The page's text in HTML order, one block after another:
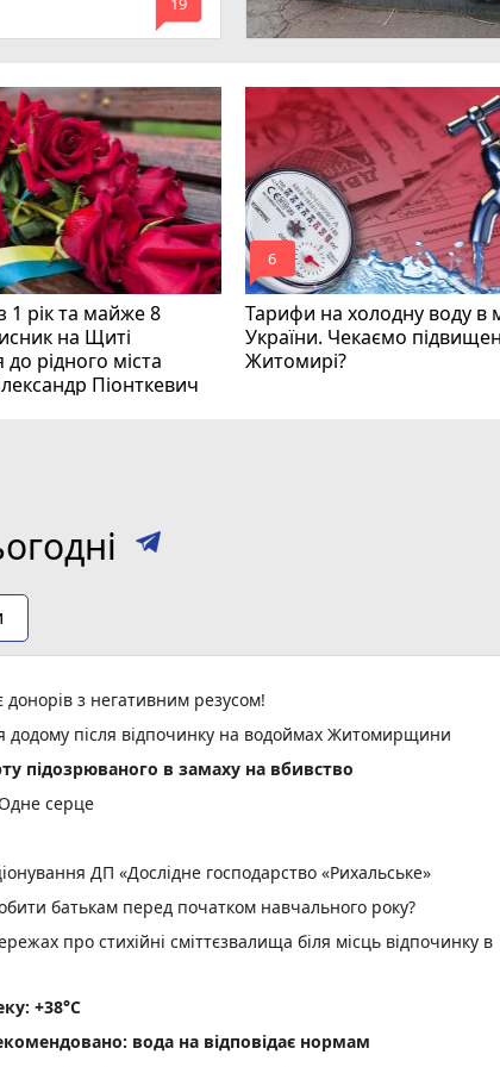
рік та майже 8
на Щиті
рідного міста
Піонткевич
Тарифи на холодну воду в
України. Чекаємо
Житомирі?
mode_comment
6
з негативним резусом!
додому після відпочинку на водоймах Житомирщини
підозрюваного в замаху на вбивство
серце
ДП «Дослідне господарство «Рихальське»
батькам перед початком навчального року?
про стихійні сміттєзвалища біля місць відпочинку в
+38°C
вода на відповідає нормам